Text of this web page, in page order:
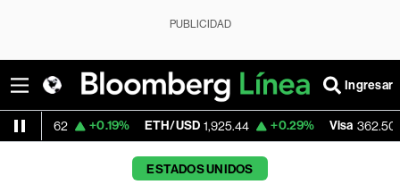
PUBLICIDAD
Ingresar
+0.19% ETH/USD 1,925.44 +0.29% Visa 362.50 -2.15%
ESTADOS UNIDOS